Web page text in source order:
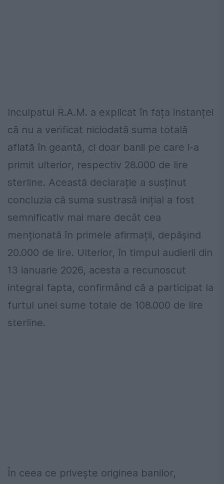
Inculpatul R.A.M. a explicat în fața instanței
că nu a verificat niciodată suma totală
aflată în geantă, ci doar banii pe care i-a
primit ulterior, respectiv 28.000 de lire
sterline. Această declarație a susținut
concluzia că suma sustrasă inițial a fost
semnificativ mai mare decât cea
menționată în primele afirmații, depășind
20.000 de lire. Ulterior, în timpul audierii din
13 ianuarie 2026, acesta a recunoscut
integral fapta, confirmând că a participat la
furtul unei sume totale de 108.000 de lire
sterline.
În ceea ce privește originea banilor,